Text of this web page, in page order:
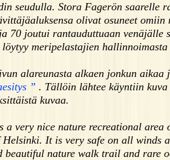
seudulla. Stora Fagerön saarelle
olivat osuneet
70 joutui rantauduttuaan venäjälle
meripelastajien
alareunasta alkaen jonkun aikaa
” . Tällöin lähtee käyntiin
kuvaa.
very nice nature recreational
It is very safe on all winds
nature walk trail and rare